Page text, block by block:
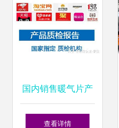
国内销售暖气片产
品检测报告办理指
查看详情